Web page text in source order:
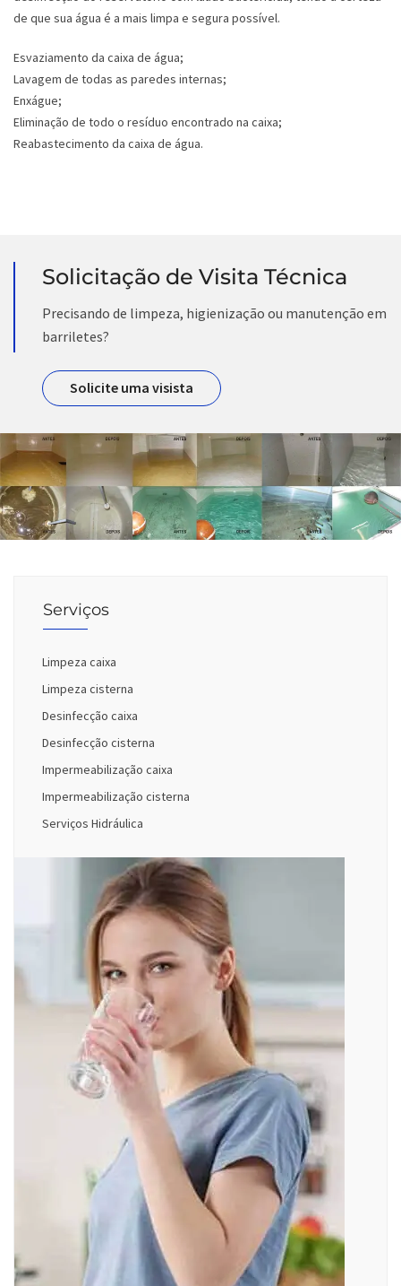
de que sua água é a mais limpa e segura possível.
Esvaziamento da caixa de água;
Lavagem de todas as paredes internas;
Enxágue;
Eliminação de todo o resíduo encontrado na caixa;
Reabastecimento da caixa de água.
Solicitação de Visita Técnica
Precisando de limpeza, higienização ou manutenção em
barriletes?
Solicite uma visista
Serviços
Limpeza caixa
Limpeza cisterna
Desinfecção caixa
Desinfecção cisterna
Impermeabilização caixa
Impermeabilização cisterna
Serviços Hidráulica